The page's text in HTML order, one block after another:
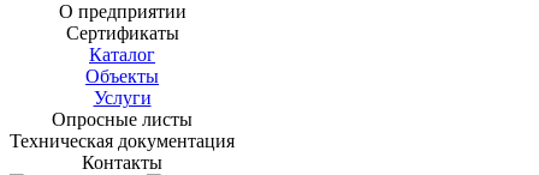
О предприятии
Сертификаты
Каталог
Объекты
Услуги
Опросные листы
Техническая документация
Контакты